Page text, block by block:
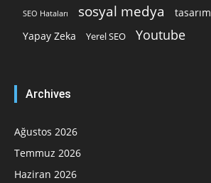
SEO Hataları sosyal medya tasarım
Yapay Zeka Yerel SEO Youtube
Archives
Ağustos 2026
Temmuz 2026
Haziran 2026